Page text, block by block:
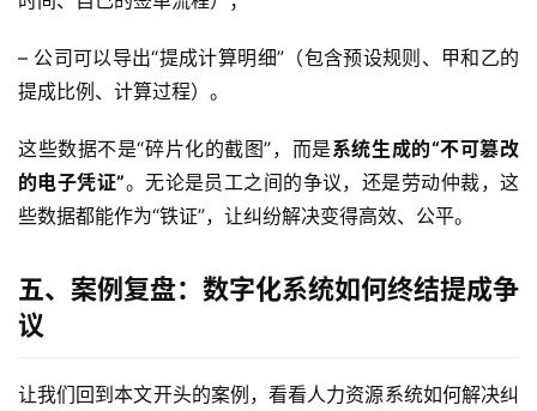
– 公司可以导出“提成计算明细”（包含预设规则、甲和乙的
提成比例、计算过程）。
这些数据不是“碎片化的截图”，而是系统生成的“不可篡改
的电子凭证”。无论是员工之间的争议，还是劳动仲裁，这
些数据都能作为“铁证”，让纠纷解决变得高效、公平。
五、案例复盘：数字化系统如何终结提成争
议
让我们回到本文开头的案例，看看人力资源系统如何解决纠